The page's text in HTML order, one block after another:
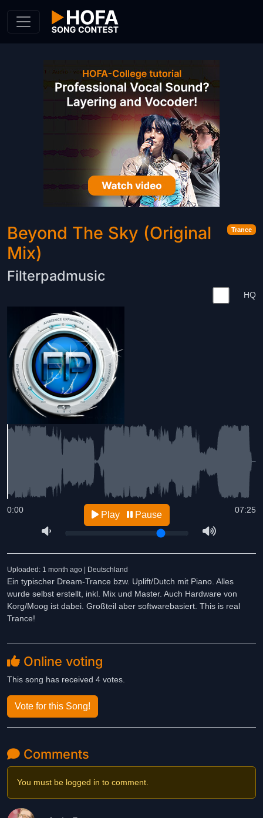
Trance
Beyond The Sky (Original
Mix)
Filterpadmusic
HQ
07:25
0:00 Play Pause
Uploaded: 1 month ago | Deutschland
Ein typischer Dream-Trance bzw. Uplift/Dutch mit Piano. Alles
wurde selbst erstellt, inkl. Mix und Master. Auch Hardware von
Korg/Moog ist dabei. Großteil aber softwarebasiert. This is real
Trance!
Online voting
This song has received 4 votes.
Vote for this Song!
Comments
You must be logged in to comment.